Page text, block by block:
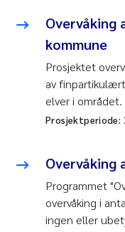
Overvåking
kommune
Prosjektet
av
elver i området.
Prosjektperiode:
Overvåking
Programmet
overvåking i
ingen eller